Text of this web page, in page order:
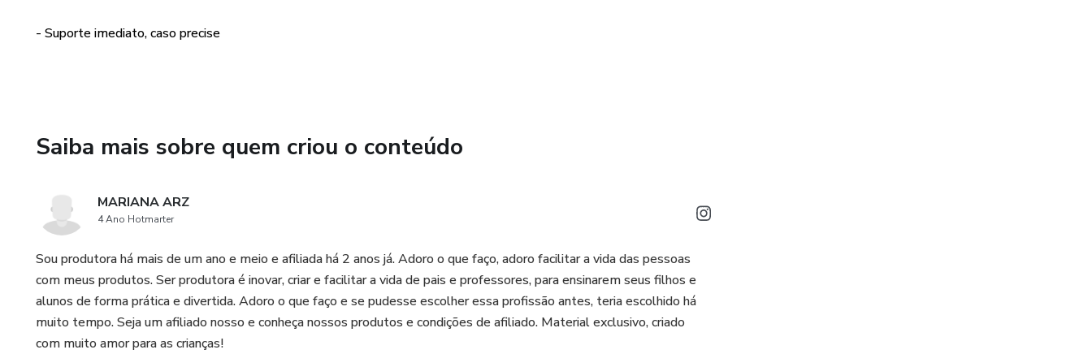
- Suporte imediato, caso precise
Saiba mais sobre quem criou o conteúdo
MARIANA ARZ
4 Ano Hotmarter
Sou produtora há mais de um ano e meio e afiliada há 2 anos já. Adoro o que faço, adoro facilitar a vida das pessoas
com meus produtos. Ser produtora é inovar, criar e facilitar a vida de pais e professores, para ensinarem seus filhos e
alunos de forma prática e divertida. Adoro o que faço e se pudesse escolher essa profissão antes, teria escolhido há
muito tempo. Seja um afiliado nosso e conheça nossos produtos e condições de afiliado. Material exclusivo, criado
com muito amor para as crianças!